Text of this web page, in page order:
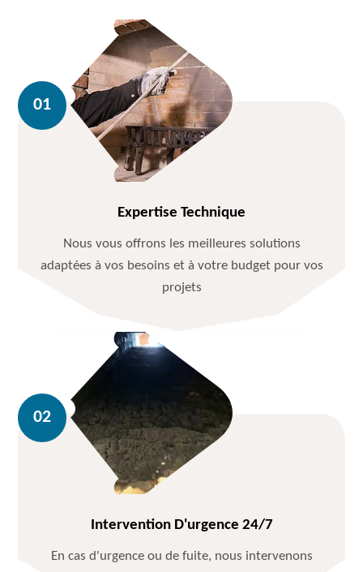
Expertise Technique
Nous vous offrons les meilleures solutions
adaptées à vos besoins et à votre budget pour vos
projets
Intervention D'urgence 24/7
En cas d'urgence ou de fuite, nous intervenons